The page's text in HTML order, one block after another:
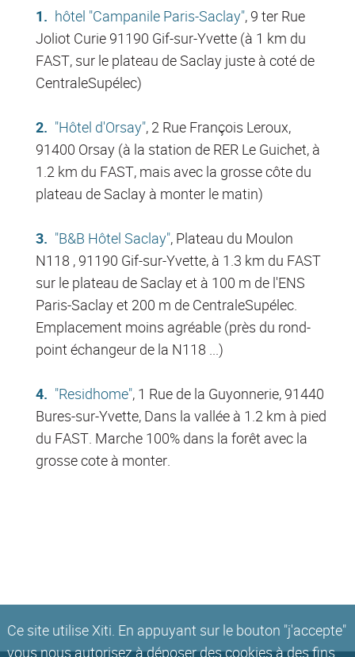
Ce site utilise Xiti. En appuyant sur le bouton "j'accepte"
vous nous autorisez à déposer des cookies à des fins
hôtel "Campanile Paris-Saclay", 9 ter Rue
Joliot Curie 91190 Gif-sur-Yvette (à 1 km du
FAST, sur le plateau de Saclay juste à coté de
CentraleSupélec)
"Hôtel d'Orsay", 2 Rue François Leroux,
91400 Orsay (à la station de RER Le Guichet, à
1.2 km du FAST, mais avec la grosse côte du
plateau de Saclay à monter le matin)
"B&B Hôtel Saclay", Plateau du Moulon
N118 , 91190 Gif-sur-Yvette, à 1.3 km du FAST
sur le plateau de Saclay et à 100 m de l'ENS
Paris-Saclay et 200 m de CentraleSupélec.
Emplacement moins agréable (près du rond-
point échangeur de la N118 ...)
"Residhome", 1 Rue de la Guyonnerie, 91440
Bures-sur-Yvette, Dans la vallée à 1.2 km à pied
du FAST. Marche 100% dans la forêt avec la
grosse cote à monter.